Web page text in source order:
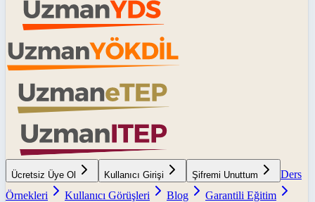
Ücretsiz Üye Ol Kullanıcı Girişi Şifremi Unuttum
Ders
Örnekleri
Kullanıcı Görüşleri Blog
Garantili Eğitim